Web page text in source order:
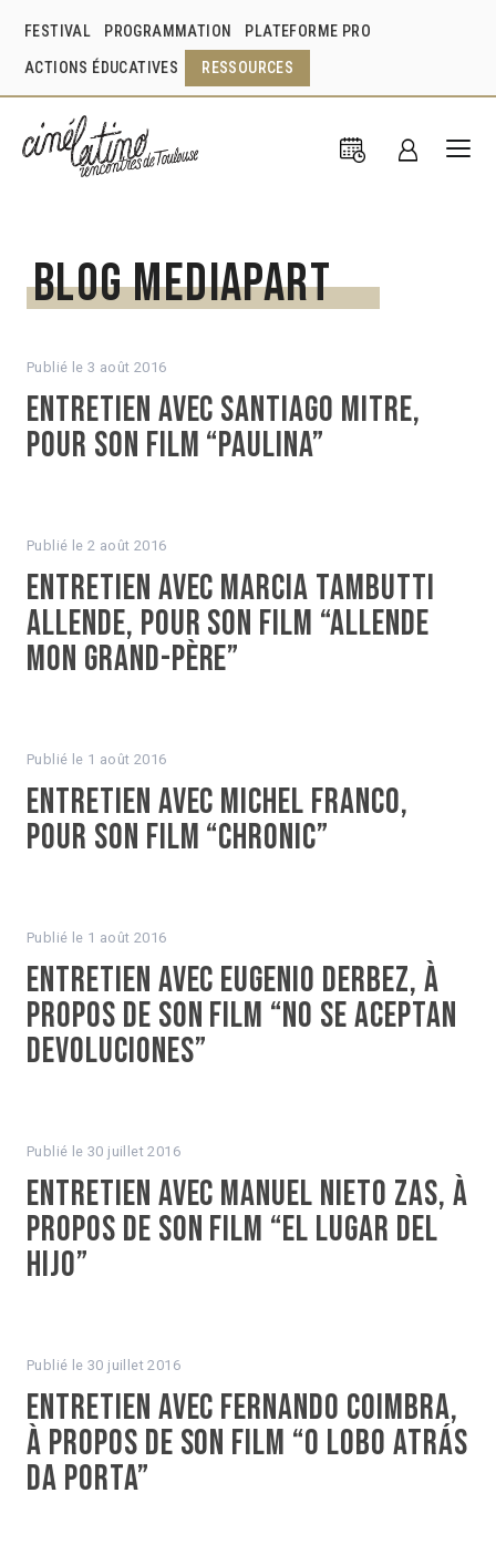
FESTIVAL PROGRAMMATION PLATEFORME PRO
ACTIONS ÉDUCATIVES RESSOURCES
Blog Mediapart
Publié le3 août 2016
Entretien avec Santiago Mitre,
pour son film “Paulina”
Publié le2 août 2016
Entretien avec Marcia Tambutti
Allende, pour son film “Allende
mon grand-père”
Publié le 1 août 2016
Entretien avec Michel Franco,
pour son film “Chronic”
Publié le 1 août 2016
Entretien avec Eugenio Derbez, à
propos de son film “No se aceptan
devoluciones”
Publié le30 juillet 2016
Entretien avec Manuel Nieto Zas, à
propos de son film “El lugar del
hijo”
Publié le30 juillet 2016
Entretien avec Fernando Coimbra,
à propos de son film “O Lobo atrás
da porta”